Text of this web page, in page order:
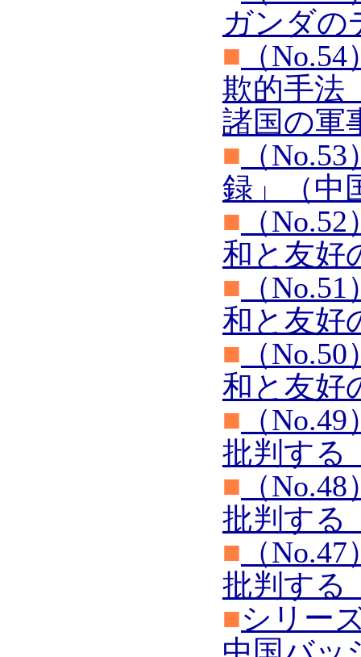
ガンダの
■ （
欺的手法
諸国の軍
■ （
録」（中
■ （
和と友好
■ （
和と友好
■ （
和と友好
■ （
批判する
■ （
批判する
■ （
批判する
■シリー